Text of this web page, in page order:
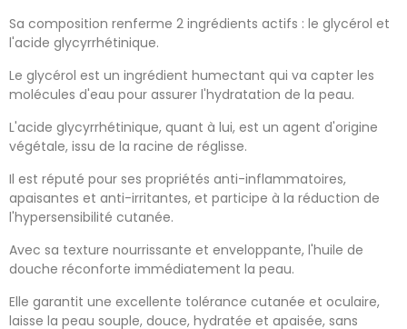
Sa composition renferme 2 ingrédients actifs : le glycérol et
l'acide glycyrrhétinique.
Le glycérol est un ingrédient humectant qui va capter les
molécules d'eau pour assurer l'hydratation de la peau.
L'acide glycyrrhétinique, quant à lui, est un agent d'origine
végétale, issu de la racine de réglisse.
Il est réputé pour ses propriétés anti-inflammatoires,
apaisantes et anti-irritantes, et participe à la réduction de
l'hypersensibilité cutanée.
Avec sa texture nourrissante et enveloppante, l'huile de
douche réconforte immédiatement la peau.
Elle garantit une excellente tolérance cutanée et oculaire,
laisse la peau souple, douce, hydratée et apaisée, sans